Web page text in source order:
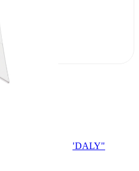
VERTICAL A9 "DALY"